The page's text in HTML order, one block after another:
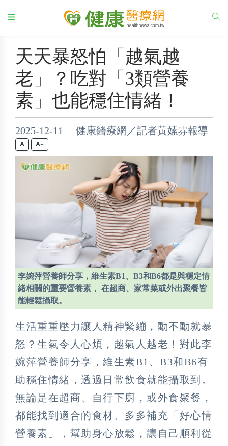
天天暴怒怕「越氣越
老」？吃對「3類營養
素」也能穩住情緒！
2025-12-11 健康醫療網／記者黃嫊雰報導
+
李婉萍營養師分享，維生素B1、B3和B6都是與穩定情
緒相關的重要營養素， 在超商、家常菜或外出聚餐皆
能輕鬆攝取。
生活重重壓力讓人精神緊繃，動不動就暴
怒？生氣令人心煩，越氣人越老！對此李
婉萍營養師分享，維生素B1、B3和B6有
助穩住情緒，透過日常飲食就能攝取到。
無論是在超商、自行下廚，或外食聚餐，
都能找到適合的食材、多多補充「好心情
營養素」，幫助身心放鬆，讓自己順利從